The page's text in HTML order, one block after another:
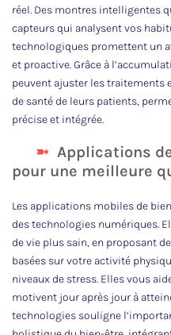
réel. Des montres intelligentes
capteurs qui analysent vos
technologiques promettent un
et proactive. Grâce à
peuvent ajuster les traitements
de santé de leurs patients,
précise et intégrée.
Applications
pour une meilleure
Les applications mobiles de
des technologies numériques.
de vie plus sain, en proposant
basées sur votre activité
niveaux de stress. Elles vous
motivent jour après jour à
technologies souligne